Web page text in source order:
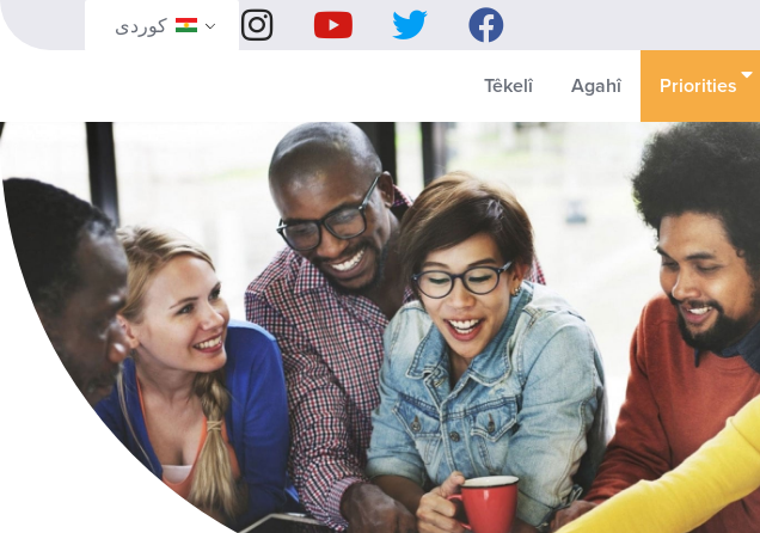
كوردی‎
Priorities
Agahî
Têkelî